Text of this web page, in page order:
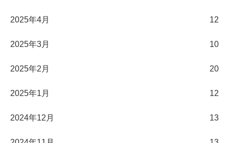
2025年4月 12
2025年3月 10
2025年2月 20
2025年1月 12
2024年12月 13